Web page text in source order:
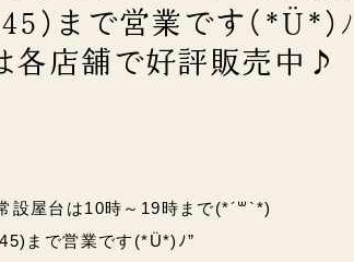
まで営業です
各店舗で好評販売中♪
設屋台は10時～19時まで(*´꒳`*)
まで営業です(*Ü*)ﾉ”